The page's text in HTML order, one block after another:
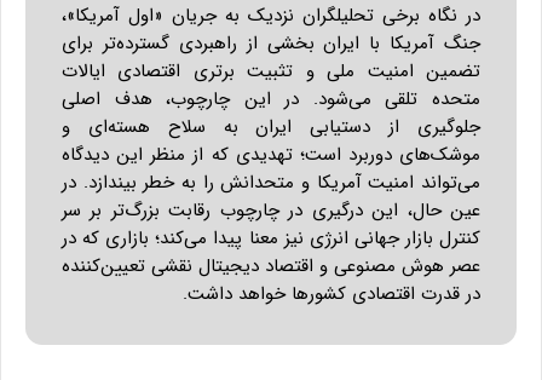
در نگاه برخی تحلیلگران نزدیک به جریان «اول آمریکا»،
جنگ آمریکا با ایران بخشی از راهبردی گسترده‌تر برای
تضمین امنیت ملی و تثبیت برتری اقتصادی ایالات
متحده تلقی می‌شود. در این چارچوب، هدف اصلی
جلوگیری از دستیابی ایران به سلاح هسته‌ای و
موشک‌های دوربرد است؛ تهدیدی که از منظر این دیدگاه
می‌تواند امنیت آمریکا و متحدانش را به خطر بیندازد. در
عین حال، این درگیری در چارچوب رقابت بزرگ‌تر بر سر
کنترل بازار جهانی انرژی نیز معنا پیدا می‌کند؛ بازاری که در
عصر هوش مصنوعی و اقتصاد دیجیتال نقشی تعیین‌کننده
در قدرت اقتصادی کشورها خواهد داشت.